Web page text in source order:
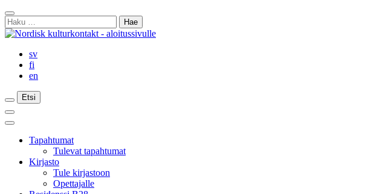
Siirry
sisältöön
Sulje
haku
Haku:
sv
fi
en
Etsi
Etsi
Etsi
Päävalikko
Sulje
päävalikkoTapahtumat
Tulevat tapahtumat
Kirjasto
Tule kirjastoon
Opettajalle